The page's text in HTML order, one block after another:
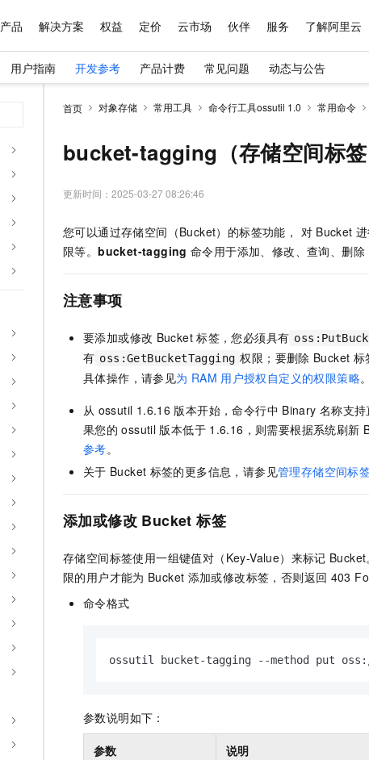
产品 解决方案 权益 定价 云市场 伙伴 服务 了解阿里云
用户指南 开发参考 产品计费 常见问题 动态与公告
首页 对象存储 常用工具 命令行工具ossutil 1.0 常用命令
bucket-tagging（存储空间标签
更新时间： 2025-03-27 08:26:46
您可以通过存储空间（Bucket）的标签功能， 对 Bucket
限等。bucket-tagging 命令用于添加、修改、查询、删除
注意事项
要添加或修改 Bucket 标签，您必须具有
有 oss:GetBucketTagging 权限；要删除 Bucket 标
具体操作，请参见为 RAM 用户授权自定义的权限策略。
从 ossutil 1.6.16 版本开始，命令行中 Binary 名称支
果您的 ossutil 版本低于 1.6.16，则需要根据系统刷新
参考。
关于 Bucket 标签的更多信息，请参见管理存储空间标
添加或修改 Bucket 标签
存储空间标签使用一组键值对（Key-Value）来标记 Bucket
限的用户才能为 Bucket 添加或修改标签，否则返回 403
命令格式
ossutil bucket-tagging --method put
参数说明如下：
参数 说明
千问AI平台
Qwen3.8-Max HOT
Qwen3.7-Plus
Qwen3-VL-Plus
Kimi-K3 NEW
GLM-5.2
1M上下文，专为长程任务
大模型服务
千问AI平台-Token Plan NEW
千问AI平台-模型体验
Happy 系列大模型
新一代 AI 视频生成模型，深度适配广告营销等场景
AI 应用构建
大模型服务平台百炼-应用
人工智能平台 PAI
10 分钟在聊天系统中增加一个 AI 助手 即刻拥有 DeepSeek-R1
精选产品
多元化、高性能、安全可靠的大模型服务
无影云电脑
随时随地安全接入的云上超级电脑
面向分析的企业级SaaS模式云数据仓库
提供智能易用的域名与建站
人工智能平台 PAI 大模型
一站式AI开发、训练和推
提供一站式管理容器应用
精选解决方案
Hermes Agent，打造自进化智能体
自主进化，持久记忆，越用越聪明
5 分钟轻松部署专属
普惠上云
推荐新用户得奖励，单订单最高返9万
云工开物
高校专属算力普惠，学生认证享300元代金券
免费试用
最高领取价值200元试用点，立即开启云上创新
AI 产品 免费试用
140+云产品 免费试用
产品新客免费试用，最长12个月
大模型ACA认证体验
AI 特惠
至高享 1亿+免费 tokens，
Token Plan 模型订阅计
Qwen3.8-Max 首发尝鲜
送.CN域名，送备案服务码
Night Plan 支持 Qwen
产品定价
了解云产品的定价详情
云上成本管理
管理和优化成本
价格计算器
自助选配和估算价格
价格优势
精选商城
多端小程序
观测云
蓝凌 OA
Tableau 订阅
AI空中课堂在线直播课堂（旗舰版）
生态解决方案
开发者生态解决方案
AI 开发和 AI 应用解决方案
数据与 API
手机三要素
OCR 文字识别
企业应用
ERP
CRM
OA 办公系统
广告营销
成为销售伙伴
咨询伙伴
销售伙伴合作计划
无影生态合作计划
Salesforce On Alibaba Cloud
AI 大模型销售与服务生态合作计划
成为产品伙伴
产品生态伙伴
售前咨询
自助服务
在线服务
工单服务
短信专区
企业增值服务
专家技术服务
企业成长
服务实践
为什么选择阿里云
技术领先
分析师报告
AI 算法大赛
云开发大赛
入门学习赛
最佳实践
云上奥运之旅
看见新力量